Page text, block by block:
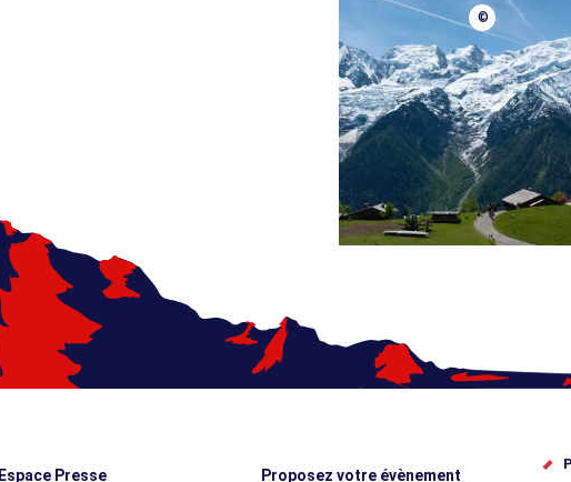
©
Espace Presse Proposez votre évènement